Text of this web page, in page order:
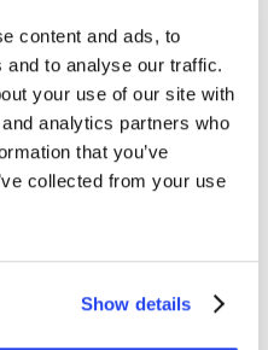
content and ads, to
to analyse our traffic.
your use of our site with
analytics partners who
that you’ve
collected from your use
Show details
steeg naar 2,5%, de
energieprijzen zorgen
hogere inflatierisico’s.